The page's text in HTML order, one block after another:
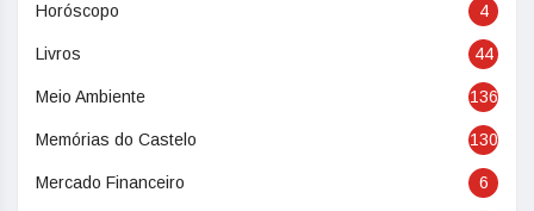
Horóscopo 4
Livros 44
Meio Ambiente 136
Memórias do Castelo 130
Mercado Financeiro 6